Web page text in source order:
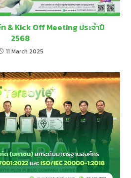
& Kick Off Meeting ประจำปี
2568
11 March 2025